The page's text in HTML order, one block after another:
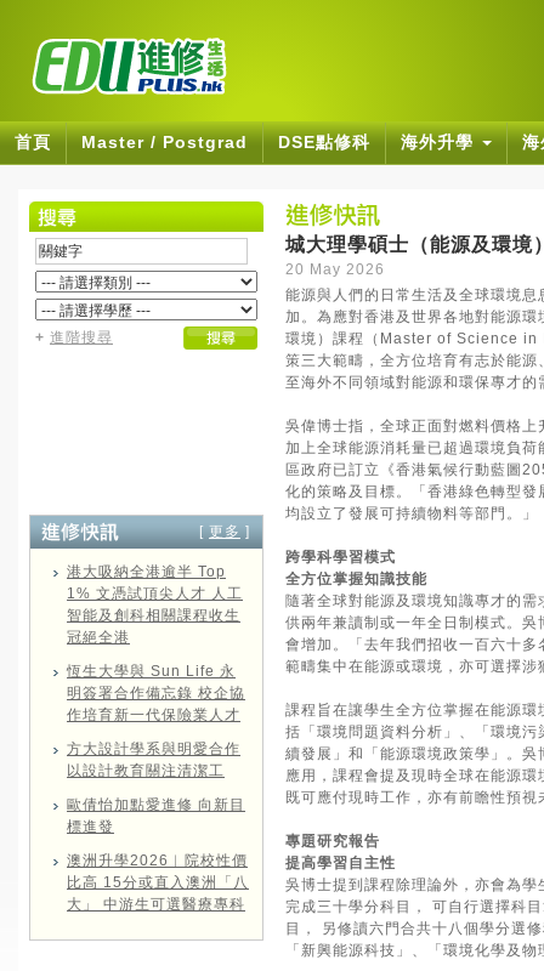
首頁 Master / Postgrad DSE點修科 海外升學
+ 進階搜尋
[ 更多 ]
港大吸納全港逾半 Top
1% 文憑試頂尖人才 人工
智能及創科相關課程收生
冠絕全港
恆生大學與 Sun Life 永
明簽署合作備忘錄 校企協
作培育新一代保險業人才
方大設計學系與明愛合作
以設計教育關注清潔工
歐倩怡加點愛進修 向新目
標進發
澳洲升學2026︱院校性價
比高 15分或直入澳洲「八
大」 中游生可選醫療專科
城大理學碩士（能源及環境
20 May 2026
能源與人們的日常生活及全球環境
加。為應對香港及世界各地對能源
環境）課程（Master of Science in
策三大範疇，全方位培育有志於能
至海外不同領域對能源和環保專才的
吳偉博士指，全球正面對燃料價格
加上全球能源消耗量已超過環境負
區政府已訂立《香港氣候行動藍圖
化的策略及目標。「香港綠色轉型
均設立了發展可持續物料等部門。」
跨學科學習模式
全方位掌握知識技能
隨著全球對能源及環境知識專才的
供兩年兼讀制或一年全日制模式。
會增加。「去年我們招收一百六十
範疇集中在能源或環境，亦可選擇涉
課程旨在讓學生全方位掌握在能源
括「環境問題資料分析」、「環境
續發展」和「能源環境政策學」。
應用，課程會提及現時全球在能源
既可應付現時工作，亦有前瞻性預
專題研究報告
提高學習自主性
吳博士提到課程除理論外，亦會為
完成三十學分科目， 可自行選擇科
目， 另修讀六門合共十八個學分選
「新興能源科技」、「環境化學及